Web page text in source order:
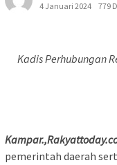
4 Januari 2024
779
Kadis Perhubungan
pemerintah daerah